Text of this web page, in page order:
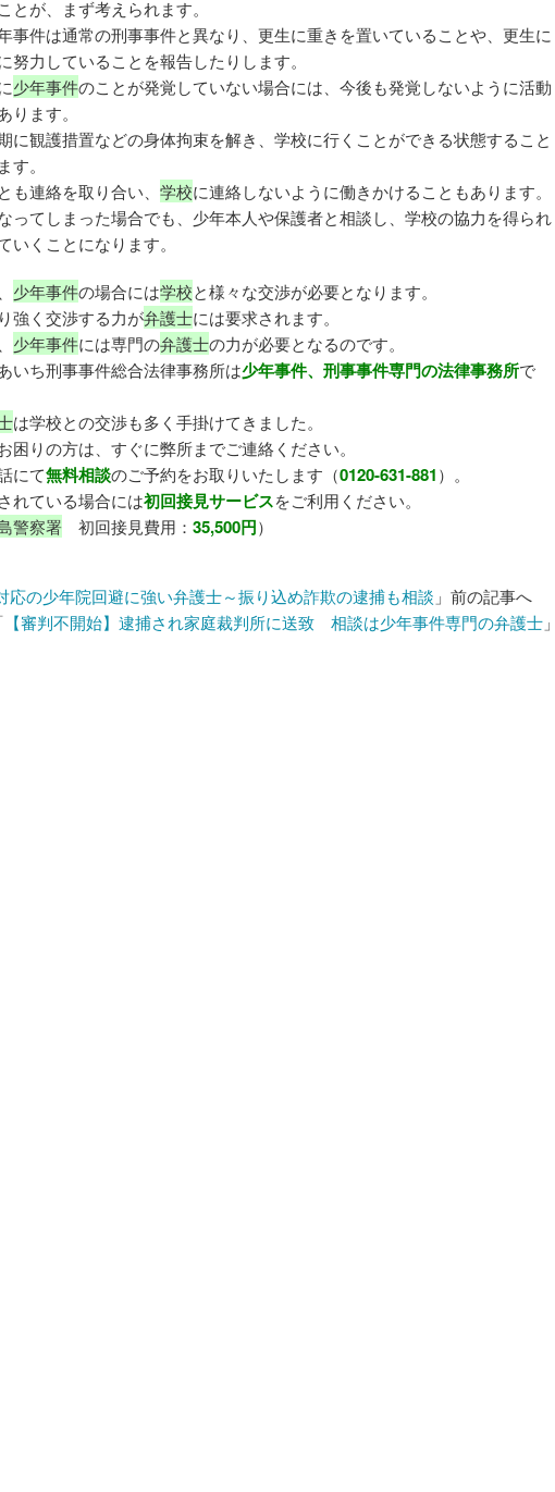
とが、まず考えられます。
事件は通常の刑事事件と異なり、更生に重きを置いていることや、更生に
努力していることを報告したりします。
少年事件のことが発覚していない場合には、今後も発覚しないように活動
ります。
に観護措置などの身体拘束を解き、学校に行くことができる状態すること
す。
も連絡を取り合い、 学校に連絡しないように働きかけることもあります。
ってしまった場合でも、少年本人や保護者と相談し、学校の協力を得られ
いくことになります。
少年事件の場合には学校と様々な交渉が必要となります。
強く交渉する力が弁護士には要求されます。
少年事件には専門の弁護士の力が必要となるのです。
いち刑事事件総合法律事務所は少年事件、刑事事件専門の法律事務所で
は学校との交渉も多く手掛けてきました。
困りの方は、すぐに弊所までご連絡ください。
にて無料相談のご予約をお取りいたします（0120-631-881）。
されている場合には初回接見サービスをご利用ください。
警察署 初回接見費用： 35,500円）
応の少年院回避に強い弁護士～振り込め詐欺の逮捕も相談 」前の記事
【審判不開始】逮捕され家庭裁判所に送致 相談は少年事件専門の弁護士